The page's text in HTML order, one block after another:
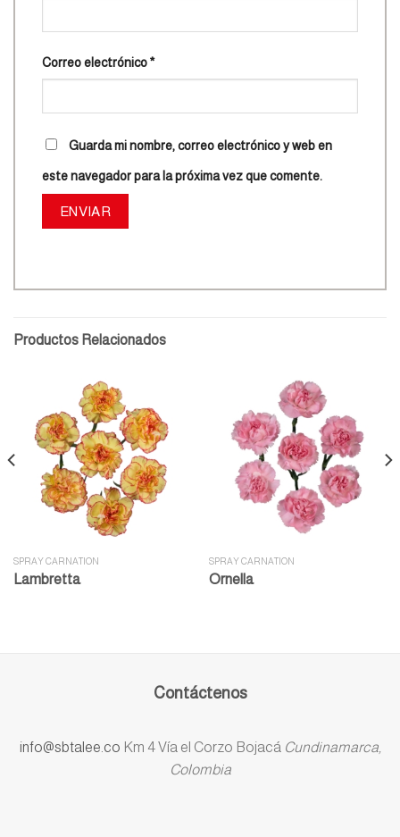
Correo electrónico*
Guarda mi nombre, correo electrónico y web en
este navegador para la próxima vez que comente.
Productos Relacionados
SPRAY CARNATION
Lambretta
SPRAY CARNATION
Ornella
Contáctenos
info@sbtalee.co Km 4 Vía el Corzo Bojacá Cundinamarca,
Colombia